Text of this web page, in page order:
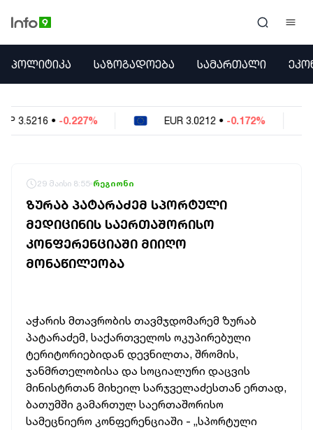
ᲞᲝᲚᲘᲢᲘᲙᲐ
ᲔᲙᲝᲜᲝᲛᲘᲙᲐ
ᲣᲪᲮᲝᲔᲗᲘ
ᲐᲛᲘᲜᲓᲘ
ᲡᲐᲛᲮᲔᲓᲠᲝ
ᲠᲔᲒᲘᲝᲜᲘ
ᲞᲝᲚᲘᲢᲘᲙᲐ ᲡᲐᲖᲝᲒᲐᲓᲝᲔᲑᲐ ᲡᲐᲛᲐᲠᲗᲐᲚᲘ
EUR 3.0212 -0.172% USD
29 მაისი 8:55 რეგიონი
ᲖᲣᲠᲐᲑ ᲞᲐᲢᲐᲠᲐᲫᲔᲛ ᲡᲞᲝᲠᲢᲣᲚᲘ
ᲛᲔᲓᲘᲪᲘᲜᲘᲡ ᲡᲐᲔᲠᲗᲐᲨᲝᲠᲘᲡᲝ
ᲙᲝᲜᲤᲔᲠᲔᲜᲪᲘᲐᲨᲘ ᲛᲘᲘᲦᲝ
ᲛᲝᲜᲐᲬᲘᲚᲔᲝᲑᲐ
აჭარის მთავრობის თავმჯდომარემ ზურაბ
პატარაძემ, საქართველოს ოკუპირებული
ტერიტორიებიდან დევნილთა, შრომის,
ჯანმრთელობისა და სოციალური დაცვის
მინისტრთან მიხეილ სარჯველაძესთან ერთად,
ბათუმში გამართულ საერთაშორისო
სამეცნიერო კონფერენციაში - „სპორტული